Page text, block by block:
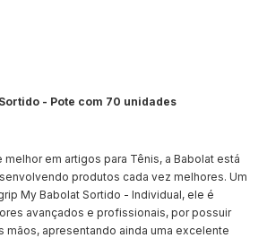
- Pote com 70 unidades
melhor em artigos para Tênis, a Babolat está
produtos cada vez melhores. Um
My Babolat Sortido - Individual, ele é
avançados e profissionais, por possuir
mãos, apresentando ainda uma excelente